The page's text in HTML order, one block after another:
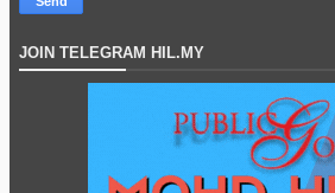
JOIN TELEGRAM HIL.MY